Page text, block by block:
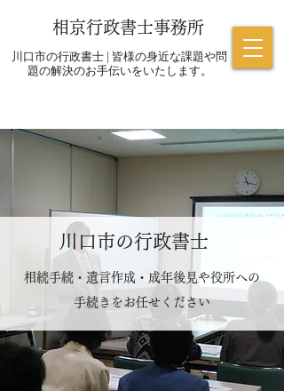
相京行政書士事務所
川口市の行政書士 | 皆様の身近な課題や問
題の解決のお手伝いをいたします。
​川口市の行政書士
相続手続・遺言作成・成年後見や役所への
手続きをお任せください